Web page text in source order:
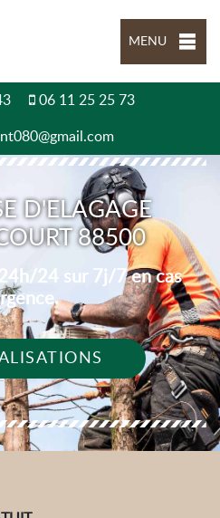
MENU
06 11 25 25 73
D'ELAGAGE
88500
24 sur 7j/7 en cas